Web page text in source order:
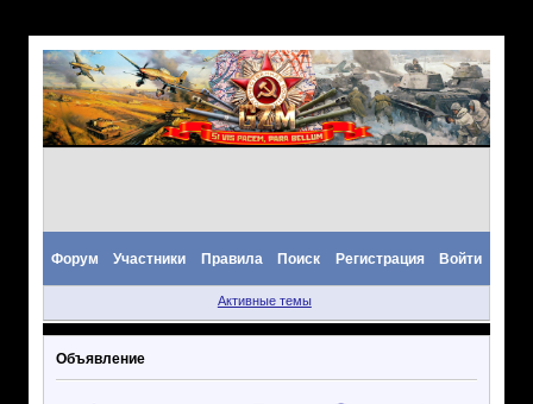
Форум Участники Правила Поиск Регистрация Войти
Активные темы
Объявление